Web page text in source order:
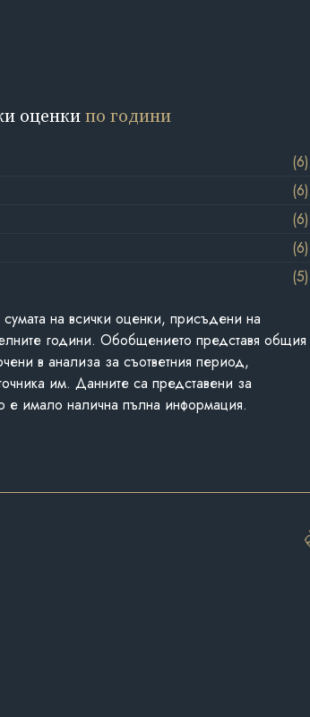
оценкипо години
(6)
(6)
(6)
(6)
(5)
сумата на всички оценки, присъдени на
години. Обобщението представя общия
в анализа за съответния период,
им. Данните са представени за
е имало налична пълна информация.